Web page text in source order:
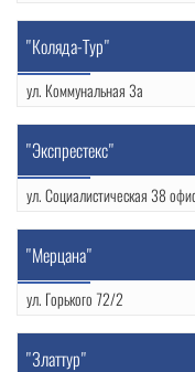
"Коляда-Тур"
ул. Коммунальная 3а
"Экспрестекс"
ул. Социалистическая 38
"Мерцана"
ул. Горького 72/2
"Златтур"